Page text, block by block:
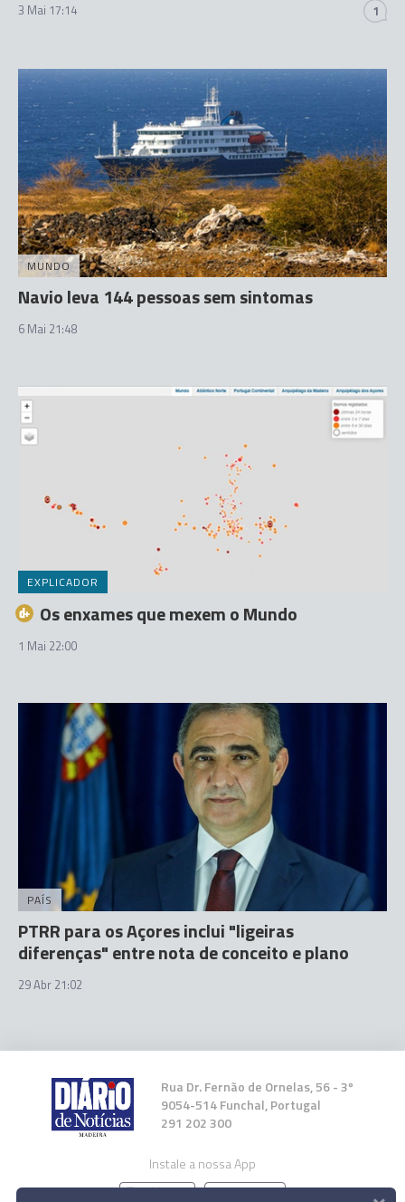
3 Mai 17:14 1
MUNDO
Navio leva 144 pessoas sem sintomas
6 Mai 21:48
EXPLICADOR
Os enxames que mexem o Mundo
1 Mai 22:00
PAÍS
PTRR para os Açores inclui "ligeiras
diferenças" entre nota de conceito e plano
29 Abr 21:02
Rua Dr. Fernão de Ornelas, 56 - 3º
9054-514 Funchal, Portugal
291 202 300
Instale a nossa App